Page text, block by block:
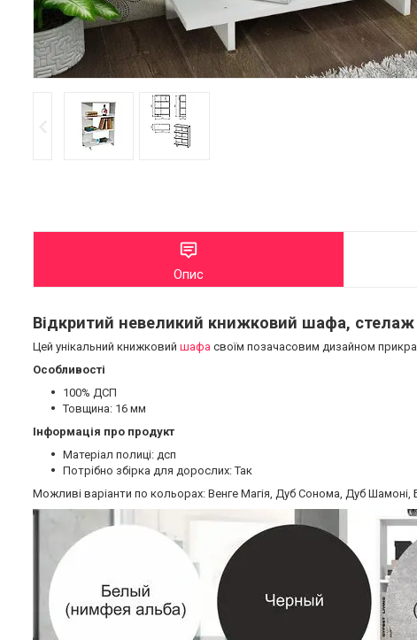
Опис
Відкритий невеликий книжковий шафа,
Цей унікальний книжковий шафа своїм позачасовим дизайном
Особливості
100% ДСП
Товщина: 16 мм
Інформація про продукт
Матеріал полиці: дсп
Потрібно збірка для дорослих: Так
Можливі варіанти по кольорах: Венге Магія, Дуб Сонома, Дуб Шамоні,